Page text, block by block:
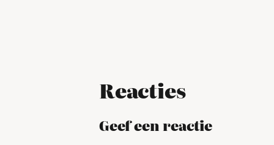
Reacties
Geef een reactie